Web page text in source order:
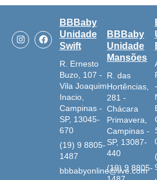
I
n
s
F
a
c
BBBaby
Unidade
Swift
R. Ernesto
Buzo, 107 -
Vila Joaquim
Inacio,
Campinas -
SP, 13045-
670
(19) 9 8805-
1487
bbbabyonline@live.com
BBBaby
Unidade
Mansões
R. das
Hortências,
281 -
Chácara
Primavera,
Campinas -
SP, 13087-
440
(19) 9 8805-